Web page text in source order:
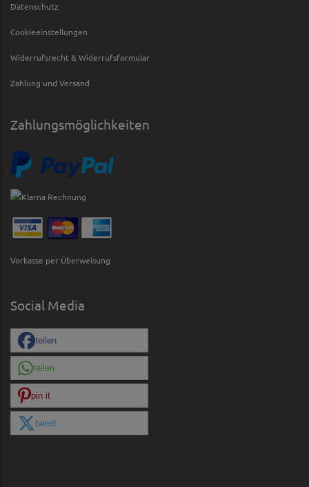
Datenschutz
Cookieeinstellungen
Widerrufsrecht & Widerrufsformular
Zahlung und Versand
Zahlungsmöglichkeiten
Vorkasse per Überweisung
Social Media
teilen
teilen
pin it
tweet